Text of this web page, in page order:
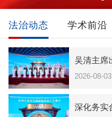
法治动态 学术前沿
2026-08-03